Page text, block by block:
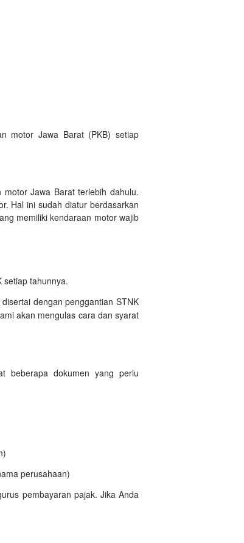
motor Jawa Barat (PKB) setiap
Jawa Barat terlebih dahulu.
Hal ini sudah diatur berdasarkan
memiliki kendaraan motor wajib
setiap tahunnya.
dengan penggantian STNK
akan mengulas cara dan syarat
beberapa dokumen yang perlu
perusahaan)
pembayaran pajak. Jika Anda